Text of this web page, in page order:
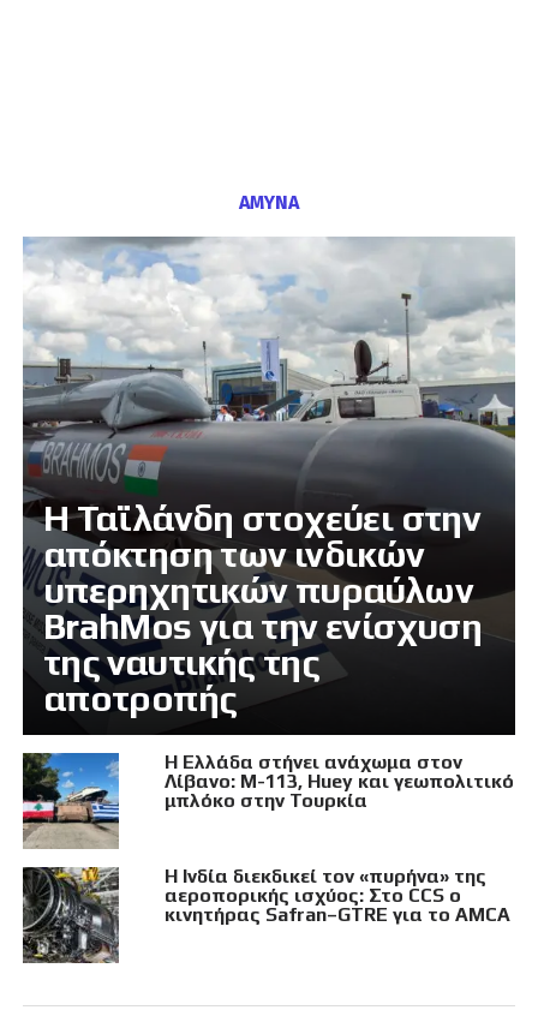
ΑΜΥΝΑ
Η Ταϊλάνδη στοχεύει στην
απόκτηση των ινδικών
υπερηχητικών πυραύλων
BrahMos για την ενίσχυση
της ναυτικής της
αποτροπής
Η Ελλάδα στήνει ανάχωμα στον
Λίβανο: M-113, Huey και γεωπολιτικό
μπλόκο στην Τουρκία
Η Ινδία διεκδικεί τον «πυρήνα» της
αεροπορικής ισχύος: Στο CCS ο
κινητήρας Safran–GTRE για το AMCA